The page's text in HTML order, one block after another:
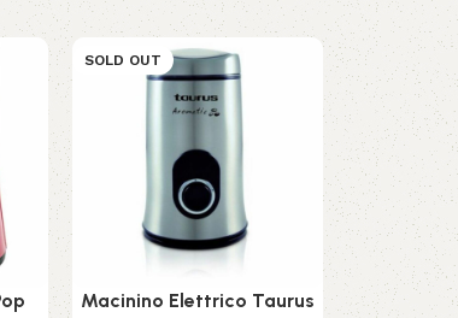
SOLD OUT
Macinino Elettrico Taurus
SOLD OUT